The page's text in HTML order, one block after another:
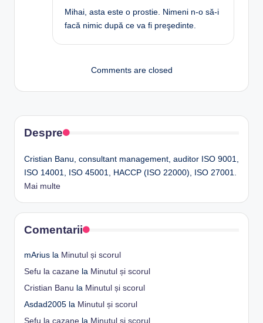
Mihai, asta este o prostie. Nimeni n-o să-i
facă nimic după ce va fi preşedinte.
Comments are closed
Despre
Cristian Banu, consultant management, auditor ISO 9001,
ISO 14001, ISO 45001, HACCP (ISO 22000), ISO 27001.
Mai multe
Comentarii
mArius la Minutul și scorul
Sefu la cazane la Minutul și scorul
Cristian Banu la Minutul și scorul
Asdad2005 la Minutul și scorul
Sefu la cazane la Minutul și scorul